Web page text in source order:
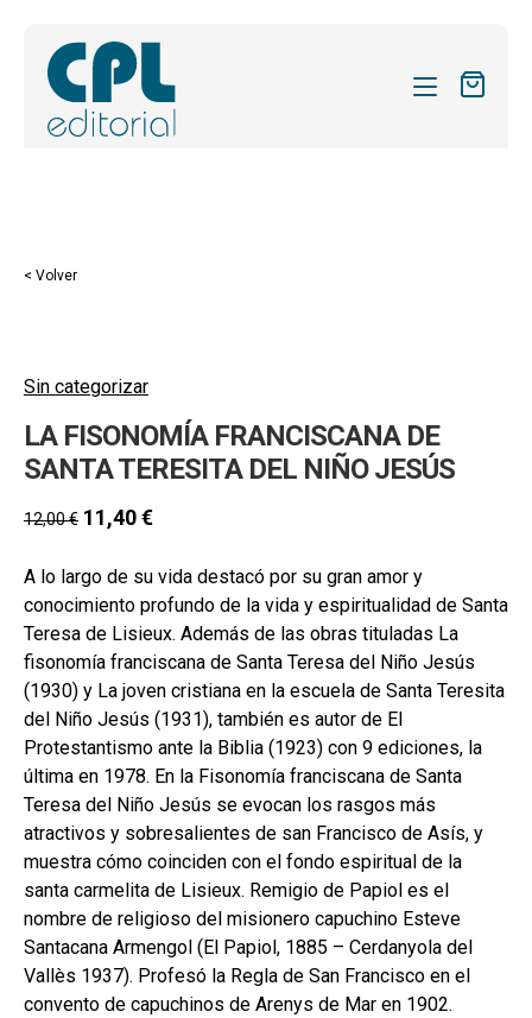
REVISTAS
BLOG
CONTACTO
BUSCAR
CAT
ESP
< Volver
Sin categorizar
LA FISONOMÍA FRANCISCANA DE
SANTA TERESITA DEL NIÑO JESÚS
12,00€ 11,40€
A lo largo de su vida destacó por su gran amor y
conocimiento profundo de la vida y espiritualidad de Santa
Teresa de Lisieux. Además de las obras tituladas La
fisonomía franciscana de Santa Teresa del Niño Jesús
(1930) y La joven cristiana en la escuela de Santa Teresita
del Niño Jesús (1931), también es autor de El
Protestantismo ante la Biblia (1923) con 9 ediciones, la
última en 1978. En la Fisonomía franciscana de Santa
Teresa del Niño Jesús se evocan los rasgos más
atractivos y sobresalientes de san Francisco de Asís, y
muestra cómo coinciden con el fondo espiritual de la
santa carmelita de Lisieux. Remigio de Papiol es el
nombre de religioso del misionero capuchino Esteve
Santacana Armengol (El Papiol, 1885 – Cerdanyola del
Vallès 1937). Profesó la Regla de San Francisco en el
convento de capuchinos de Arenys de Mar en 1902.